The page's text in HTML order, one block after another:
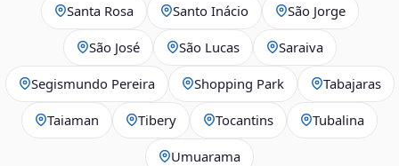
Santa Rosa Santo Inácio São Jorge
São José São Lucas Saraiva
Segismundo Pereira Shopping Park Tabajaras
Taiaman Tibery Tocantins Tubalina
Umuarama